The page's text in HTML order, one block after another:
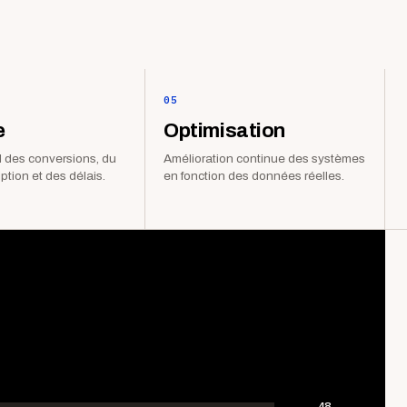
des conversions, du
et des délais.
05
Optimisation
Amélioration continue des systèmes
en fonction des données réelles.